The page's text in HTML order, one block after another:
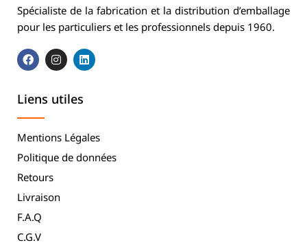
Spécialiste de la fabrication et la distribution d’emballage
pour les particuliers et les professionnels depuis 1960.
Liens utiles
Mentions Légales
Politique de données
Retours
Livraison
F.A.Q
C.G.V